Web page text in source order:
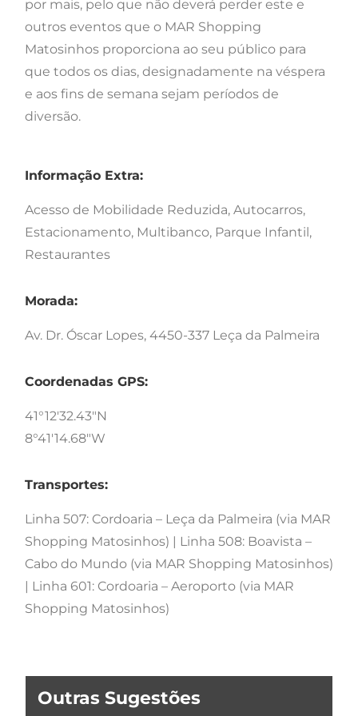
por mais, pelo que não deverá perder este e
outros eventos que o MAR Shopping
Matosinhos proporciona ao seu público para
que todos os dias, designadamente na véspera
e aos fins de semana sejam períodos de
diversão.
Informação Extra:
Acesso de Mobilidade Reduzida, Autocarros,
Estacionamento, Multibanco, Parque Infantil,
Restaurantes
Morada:
Av. Dr. Óscar Lopes, 4450-337 Leça da Palmeira
Coordenadas GPS:
41°12'32.43"N
8°41'14.68"W
Transportes:
Linha 507: Cordoaria – Leça da Palmeira (via MAR
Shopping Matosinhos) | Linha 508: Boavista –
Cabo do Mundo (via MAR Shopping Matosinhos)
| Linha 601: Cordoaria – Aeroporto (via MAR
Shopping Matosinhos)
Outras Sugestões